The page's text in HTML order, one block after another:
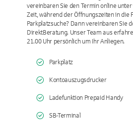
vereinbaren Sie den Termin online
Zeit, während der Öffnungszeiten in die
Parkplatzsuche? Dann vereinbaren Sie
DirektBeratung. Unser Team aus
21.00 Uhr persönlich um Ihr Anliegen.
Parkplatz
Kontoauszugsdrucker
Ladefunktion Prepaid Handy
SB-Terminal